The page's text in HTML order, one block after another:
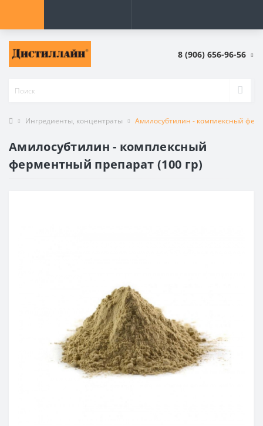
8 (906) 656-96-56
Ингредиенты, концентраты Амилосубтилин - комплексный
Амилосубтилин - комплексный
ферментный препарат (100 гр)